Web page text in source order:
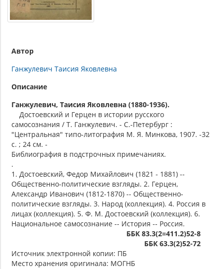
Автор
Ганжулевич Таисия Яковлевна
Описание
Ганжулевич, Таисия Яковлевна (1880-1936).
Достоевский и Герцен в истории русского
самосознания / Т. Ганжулевич. - С.-Петербург :
"Центральная" типо-литография М. Я. Минкова, 1907. -32
с. ; 24 см. -
Библиография в подстрочных примечаниях.
.
1. Достоевский, Федор Михайлович (1821 - 1881) --
Общественно-политические взгляды. 2. Герцен,
Александр Иванович (1812-1870) -- Общественно-
политические взгляды. 3. Народ (коллекция). 4. Россия в
лицах (коллекция). 5. Ф. М. Достоевский (коллекция). 6.
Национальное самосознание -- История -- Россия.
ББК 83.3(2=411.2)52-8
ББК 63.3(2)52-72
Источник электронной копии: ПБ
Место хранения оригинала: МОГНБ